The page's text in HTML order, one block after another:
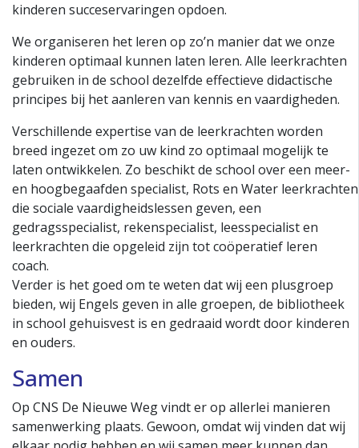
kinderen succeservaringen opdoen.
We organiseren het leren op zo’n manier dat we onze
kinderen optimaal kunnen laten leren. Alle leerkrachten
gebruiken in de school dezelfde effectieve didactische
principes bij het aanleren van kennis en vaardigheden.
Verschillende expertise van de leerkrachten worden
breed ingezet om zo uw kind zo optimaal mogelijk te
laten ontwikkelen. Zo beschikt de school over een meer-
en hoogbegaafden specialist, Rots en Water leerkrachten
die sociale vaardigheidslessen geven, een
gedragsspecialist, rekenspecialist, leesspecialist en
leerkrachten die opgeleid zijn tot coöperatief leren
coach.
Verder is het goed om te weten dat wij een plusgroep
bieden, wij Engels geven in alle groepen, de bibliotheek
in school gehuisvest is en gedraaid wordt door kinderen
en ouders.
Samen
Op CNS De Nieuwe Weg vindt er op allerlei manieren
samenwerking plaats. Gewoon, omdat wij vinden dat wij